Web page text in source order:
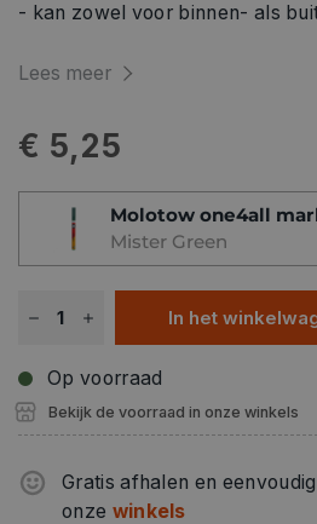
- kan zowel voor binnen- als
Lees meer
€ 5,25
Molotow one4all
Mister Green
In het
Op voorraad
Bekijk de voorraad in onze winkels
Gratis afhalen en
onze winkels